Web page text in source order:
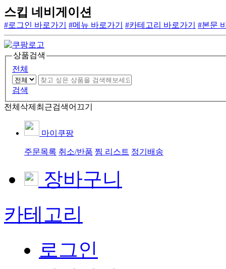
스킵 네비게이션
#로그인 바로가기 #메뉴 바로가기 #카테고리 바로가기 #본문
상품검색
전체
검색
전체삭제 최근검색어끄기
마이쿠팡
주문목록 취소/반품 찜 리스트 정기배송
장바구니
카테고리
로그인